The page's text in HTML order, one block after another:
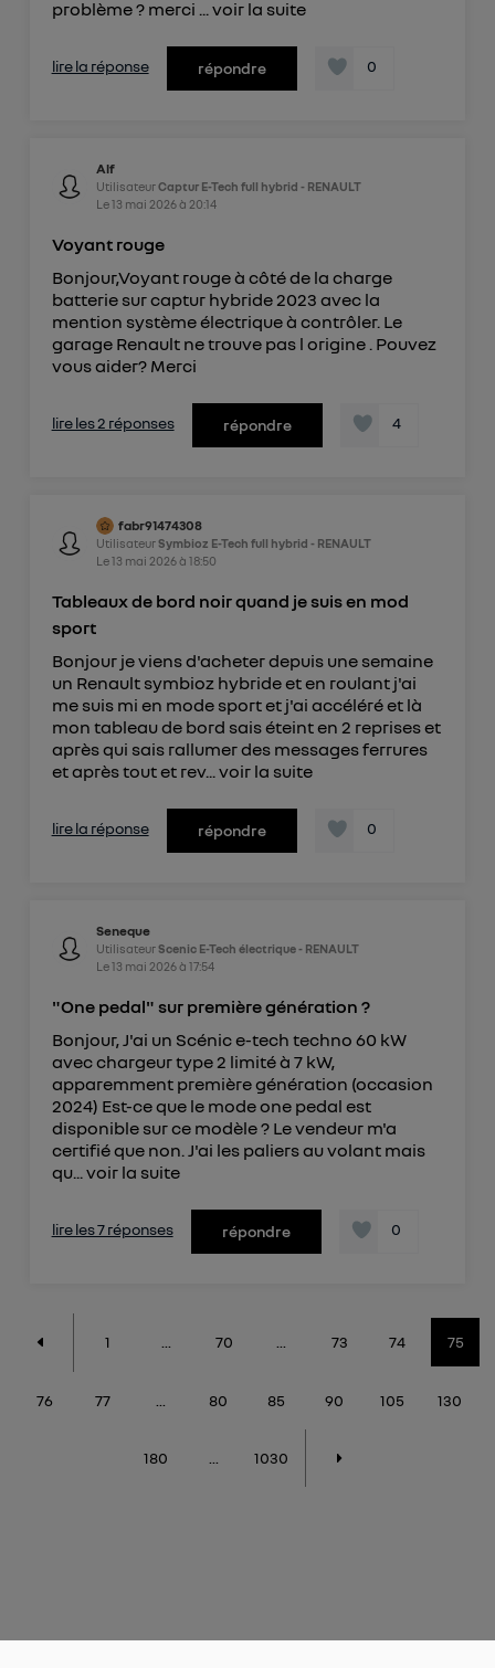
problème ? merci ... voir la suite
lire la réponse répondre 0
Alf
UtilisateurCaptur E-Tech full hybrid - RENAULT
Le13 mai 2026à 20:14
Voyant rouge
Bonjour,Voyant rouge à côté de la charge
batterie sur captur hybride 2023 avec la
mention système électrique à contrôler. Le
garage Renault ne trouve pas l origine . Pouvez
vous aider? Merci
lire les 2 réponses répondre 4
fabr91474308
UtilisateurSymbioz E-Tech full hybrid - RENAULT
Le13 mai 2026à 18:50
Tableaux de bord noir quand je suis en mod
sport
Bonjour je viens d'acheter depuis une semaine
un Renault symbioz hybride et en roulant j'ai
me suis mi en mode sport et j'ai accéléré et là
mon tableau de bord sais éteint en 2 reprises et
après qui sais rallumer des messages ferrures
et après tout et rev... voir la suite
lire la réponse répondre 0
Seneque
UtilisateurScenic E-Tech électrique - RENAULT
Le13 mai 2026à 17:54
"One pedal" sur première génération ?
Bonjour, J'ai un Scénic e-tech techno 60 kW
avec chargeur type 2 limité à 7 kW,
apparemment première génération (occasion
2024) Est-ce que le mode one pedal est
disponible sur ce modèle ? Le vendeur m'a
certifié que non. J'ai les paliers au volant mais
qu...voir la suite
lire les 7 réponses répondre 0
1 70 73 74 75
76 77 80 85 90 105 130
180 1030